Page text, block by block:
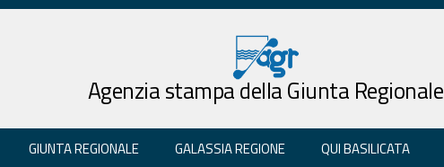
Agenzia stampa della Giunta Regionale
GIUNTA REGIONALE GALASSIA REGIONE QUI BASILICATA